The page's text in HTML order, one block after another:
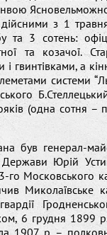
дійсними з 1
3 сотень:
та козачої.
гвинтівками, а
системи
(одна сотня –
був генерал-
Держави Юрій
Московського
Миколаївське
6 грудня 1899
1907 р. –